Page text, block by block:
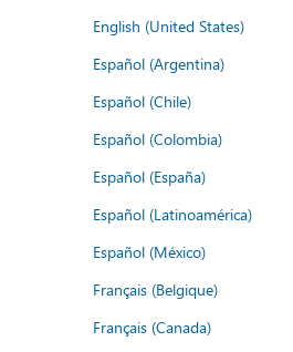
English (United States)
Español (Argentina)
Español (Chile)
Español (Colombia)
Español (España)
Español (Latinoamérica)
Español (México)
Français (Belgique)
Français (Canada)